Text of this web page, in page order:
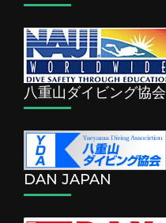
八重山ダイビング協会
DAN JAPAN